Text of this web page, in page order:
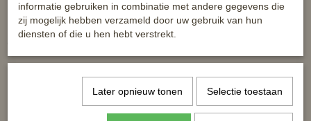
informatie gebruiken in combinatie met andere gegevens die
zij mogelijk hebben verzameld door uw gebruik van hun
diensten of die u hen hebt verstrekt.
Later opnieuw tonen Selectie toestaan